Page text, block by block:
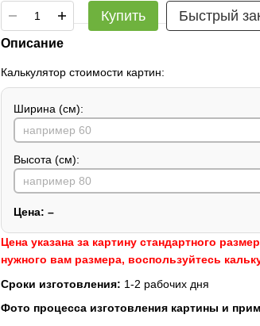
Купить Быстрый
Описание
Калькулятор стоимости картин:
Ширина (см):
Высота (см):
Цена: –
Цена указана за картину стандартного
нужного вам размера, воспользуйтесь
Сроки изготовления: 1-2 рабочих дня
Фото процесса изготовления картины и